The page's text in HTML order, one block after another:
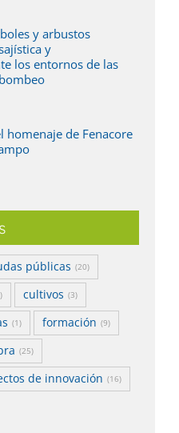
y arbustos
y
los entornos de las
homenaje de Fenacore
públicas (20)
cultivos (3)
(1) formación (9)
(25)
de innovación (16)